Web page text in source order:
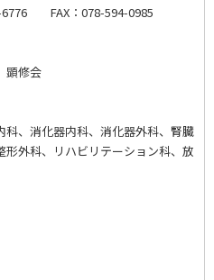
6776 FAX：078-594-0985
顕修会
科、消化器内科、消化器外科、腎臓
形外科、リハビリテーション科、放